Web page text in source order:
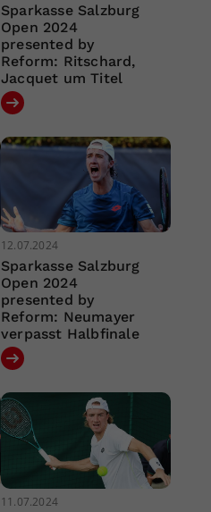
Sparkasse Salzburg
Open 2024
presented by
Reform: Ritschard,
Jacquet um Titel
12.07.2024
Sparkasse Salzburg
Open 2024
presented by
Reform: Neumayer
verpasst Halbfinale
11.07.2024